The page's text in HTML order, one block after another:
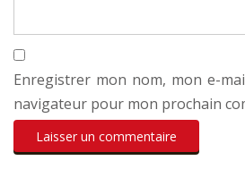
Enregistrer mon nom, mon e-
navigateur pour mon prochain